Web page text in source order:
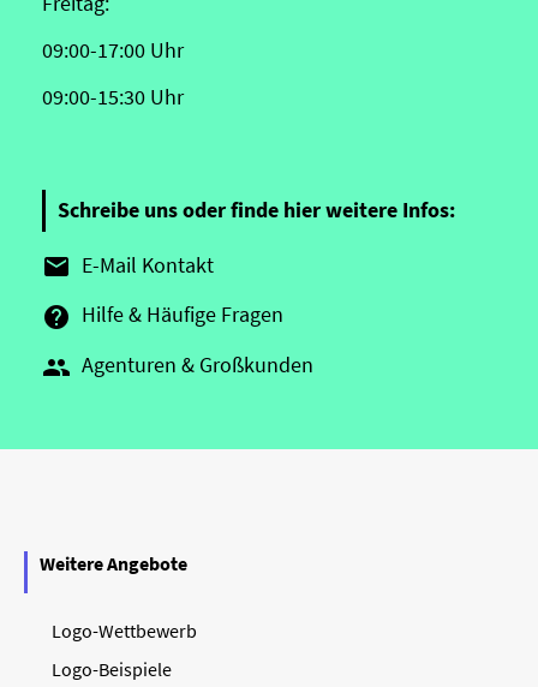
09:00-17:00 Uhr
09:00-15:30 Uhr
Schreibe uns oder finde hier weitere Infos:
 E-Mail Kontakt
 Hilfe & Häufige Fragen
 Agenturen & Großkunden
Weitere Angebote
Logo-Wettbewerb
Logo-Beispiele